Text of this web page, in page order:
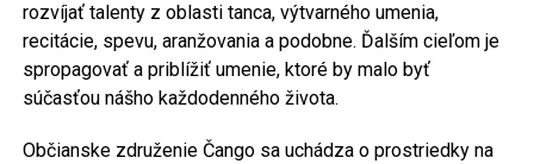
rozvíjať talenty z oblasti tanca, výtvarného umenia,
recitácie, spevu, aranžovania a podobne. Ďalším cieľom je
spropagovať a priblížiť umenie, ktoré by malo byť
súčasťou nášho každodenného života.
Občianske združenie Čango sa uchádza o prostriedky na